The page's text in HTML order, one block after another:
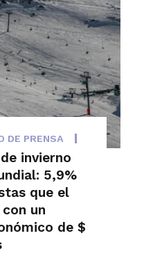
DE PRENSA
invierno
5,9%
que el
un
de $